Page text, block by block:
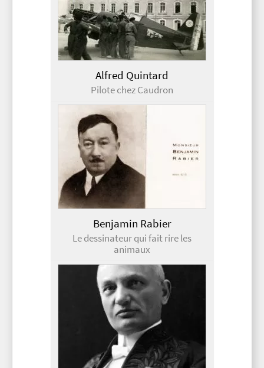
Alfred Quintard
Pilote chez Caudron
Benjamin Rabier
Le dessinateur qui fait rire les
animaux